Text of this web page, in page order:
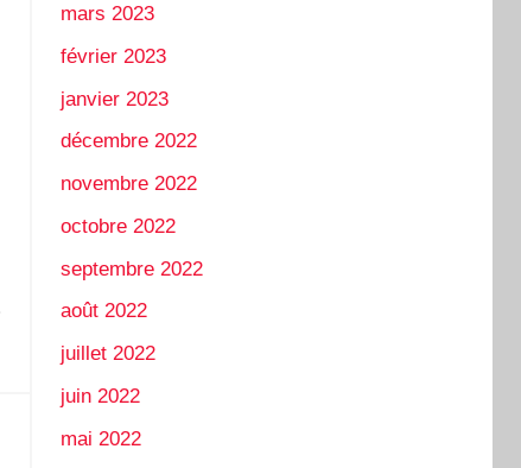
mars 2023
février 2023
janvier 2023
décembre 2022
novembre 2022
octobre 2022
septembre 2022
août 2022
juillet 2022
juin 2022
mai 2022